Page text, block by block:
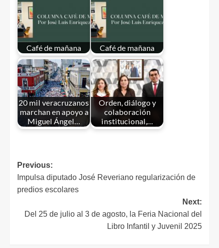
Café de mañana Café de mañana
20 mil veracruzanos
marchan en apoyo a
Miguel Ángel…
Orden, diálogo y
colaboración
institucional,…
Previous:
Impulsa diputado José Reveriano regularización de
predios escolares
Next:
Del 25 de julio al 3 de agosto, la Feria Nacional del
Libro Infantil y Juvenil 2025